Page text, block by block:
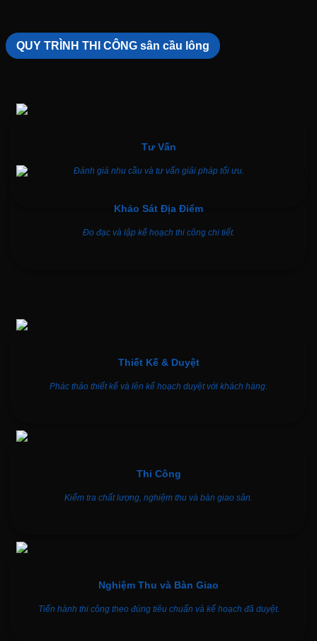
QUY TRÌNH THI CÔNG sân cầu lông
Tư Vấn
Đánh giá nhu cầu và tư vấn giải pháp tối ưu.
Khảo Sát Địa Điểm
Đo đạc và lập kế hoạch thi công chi tiết.
Thiết Kế & Duyệt
Phác thảo thiết kế và lên kế hoạch duyệt với khách hàng.
Thi Công
Kiểm tra chất lượng, nghiệm thu và bàn giao sân.
Nghiệm Thu và Bàn Giao
Tiến hành thi công theo đúng tiêu chuẩn và kế hoạch đã duyệt.